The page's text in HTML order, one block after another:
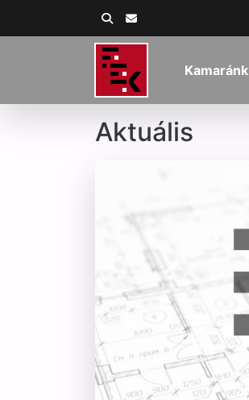
Kamaránk
Aktuális